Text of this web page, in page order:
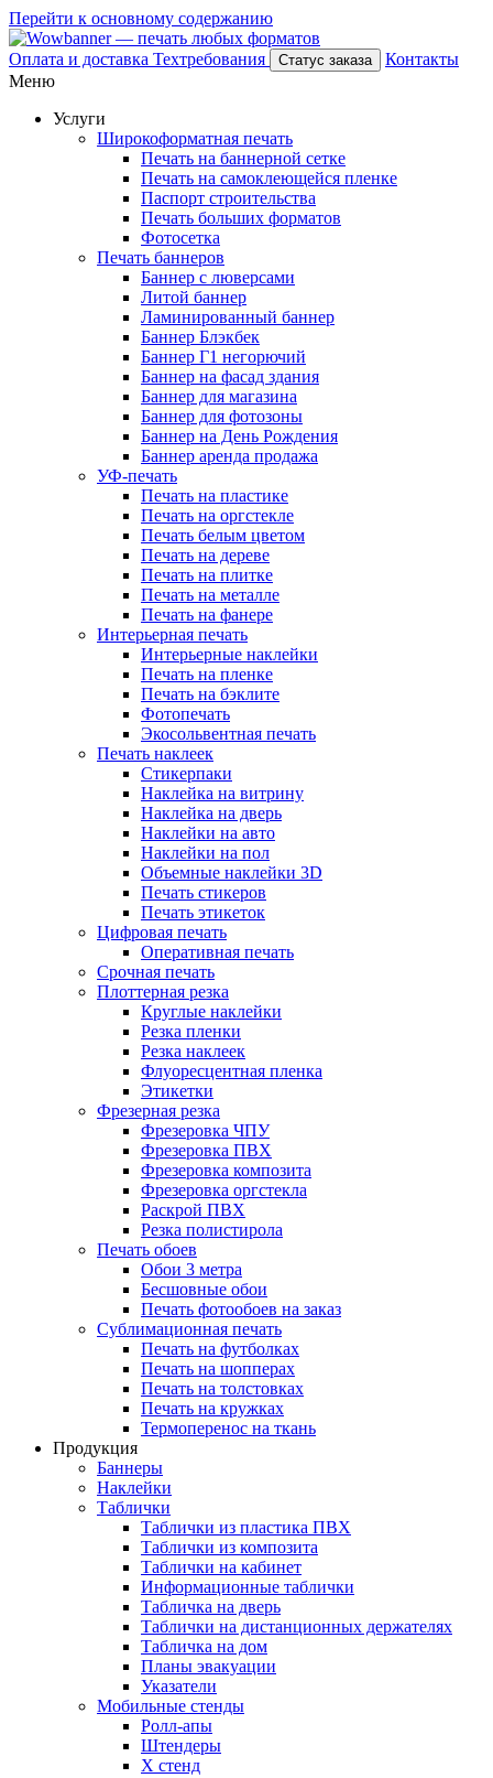
Перейти к основному содержанию
Оплата и доставка Техтребования Статус заказа
Контакты
Меню
Услуги
Широкоформатная печать
Печать на баннерной сетке
Печать на самоклеющейся пленке
Паспорт строительства
Печать больших форматов
Фотосетка
Печать баннеров
Баннер с люверсами
Литой баннер
Ламинированный баннер
Баннер Блэкбек
Баннер Г1 негорючий
Баннер на фасад здания
Баннер для магазина
Баннер для фотозоны
Баннер на День Рождения
Баннер аренда продажа
УФ-печать
Печать на пластике
Печать на оргстекле
Печать белым цветом
Печать на дереве
Печать на плитке
Печать на металле
Печать на фанере
Интерьерная печать
Интерьерные наклейки
Печать на пленке
Печать на бэклите
Фотопечать
Экосольвентная печать
Печать наклеек
Стикерпаки
Наклейка на витрину
Наклейка на дверь
Наклейки на авто
Наклейки на пол
Объемные наклейки 3D
Печать стикеров
Печать этикеток
Цифровая печать
Оперативная печать
Срочная печать
Плоттерная резка
Круглые наклейки
Резка пленки
Резка наклеек
Флуоресцентная пленка
Этикетки
Фрезерная резка
Фрезеровка ЧПУ
Фрезеровка ПВХ
Фрезеровка композита
Фрезеровка оргстекла
Раскрой ПВХ
Резка полистирола
Печать обоев
Обои 3 метра
Бесшовные обои
Печать фотообоев на заказ
Сублимационная печать
Печать на футболках
Печать на шопперах
Печать на толстовках
Печать на кружках
Термоперенос на ткань
Продукция
Баннеры
Наклейки
Таблички
Таблички из пластика ПВХ
Таблички из композита
Таблички на кабинет
Информационные таблички
Табличка на дверь
Таблички на дистанционных держателях
Табличка на дом
Планы эвакуации
Указатели
Мобильные стенды
Ролл-апы
Штендеры
Х стенд